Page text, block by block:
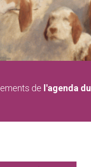
de l'agenda du